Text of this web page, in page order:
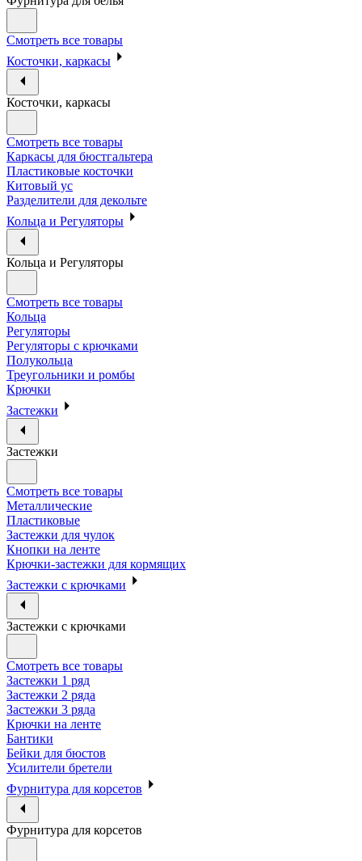
Смотреть все товары
Косточки, каркасы
Косточки, каркасы
Смотреть все товары
Каркасы для бюстгальтера
Пластиковые косточки
Китовый ус
Разделители для декольте
Кольца и Регуляторы
Кольца и Регуляторы
Смотреть все товары
Кольца
Регуляторы
Регуляторы с крючками
Полукольца
Треугольники и ромбы
Крючки
Застежки
Застежки
Смотреть все товары
Металлические
Пластиковые
Застежки для чулок
Кнопки на ленте
Крючки-застежки для кормящих
Застежки с крючками
Застежки с крючками
Смотреть все товары
Застежки 1 ряд
Застежки 2 ряда
Застежки 3 ряда
Крючки на ленте
Бантики
Бейки для бюстов
Усилители бретели
Фурнитура для корсетов
Фурнитура для корсетов